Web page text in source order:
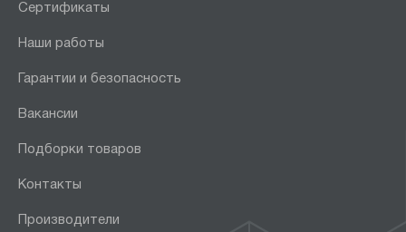
Сертификаты
Наши работы
Гарантии и безопасность
Вакансии
Подборки товаров
Контакты
Производители